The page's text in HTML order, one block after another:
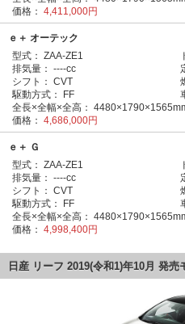
価格： 4,411,000円
ｅ＋ オーテック
型式： ZAA-ZE1
排気量： ----cc
シフト： CVT
駆動方式：
FF
全長×全幅×全高：
価格： 4,686,000円
ｅ＋ Ｇ
型式： ZAA-ZE1
排気量： ----cc
シフト： CVT
駆動方式：
FF
全長×全幅×全高：
価格： 4,998,400円
日産 リーフ 2019(令和1)年10月 発売